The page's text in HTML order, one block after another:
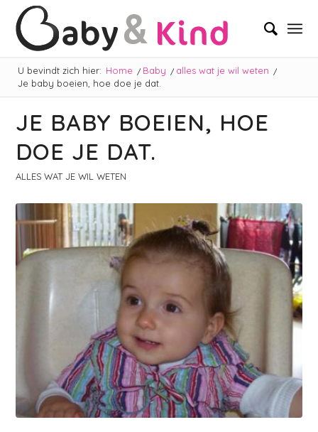
U bevindt zich hier: Home / Baby / alles wat je wil weten /
Je baby boeien, hoe doe je dat.
JE BABY BOEIEN, HOE
DOE JE DAT.
ALLES WAT JE WIL WETEN